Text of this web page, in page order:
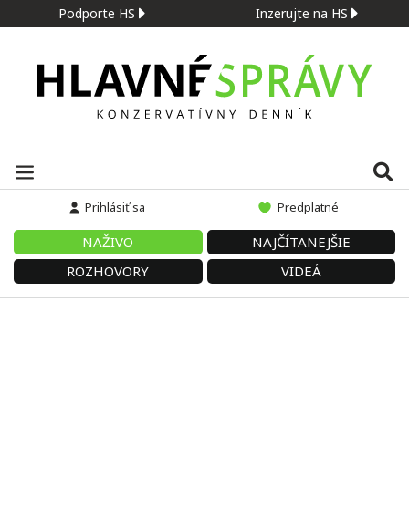
Podporte HS Inzerujte na HS
Prihlásiť sa Predplatné
NAŽIVO
NAJČÍTANEJŠIE
ROZHOVORY
VIDEÁ